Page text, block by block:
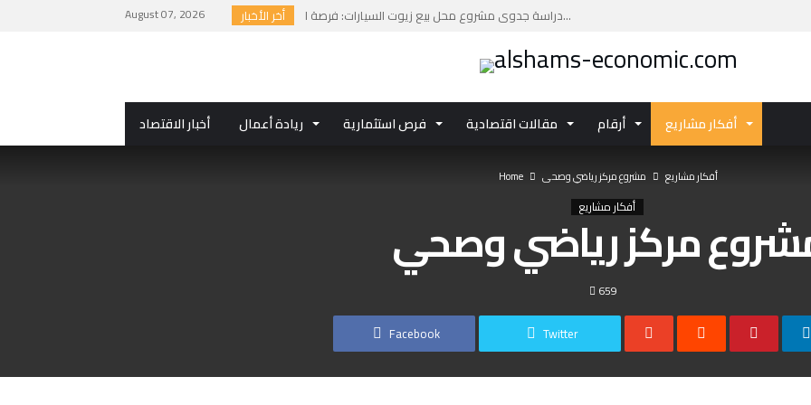
August 07, 2026 أخر الأخبار
دراسة جدوى مشروع محل بيع زيوت السيارات: فرصة ا...
دليلك العملي لإعداد دراسة جدوى مشروع مركز صحي ...
اكتشف تفاصيل الفرصة الاستثمارية دراسة جدوى مشر...
استثمر في دراسة جدوى مشروع الاستزراع السمكي با...
أخبار الاقتصاد ريادة أعمال فرص استثمارية مقالات اقتصادية أرقام أفكار مشاريع
Home أفكار مشاريع مشروع مركز رياضي وصحي
أفكار مشاريع
مركز رياضي وصحي
659
Facebook Twitter